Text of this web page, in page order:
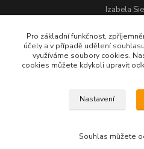
Izabela
DŘEVĚNÉ VÝROBKY
Pro základní funkčnost,
účely a v případě udělení
využíváme soubory cookies.
cookies můžete kdykoli upravit
Nastavení
Souhlas můžete